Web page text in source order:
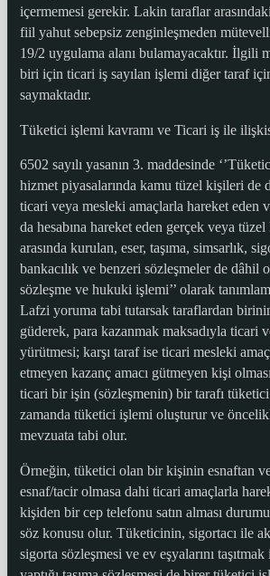
içermemesi gerekir. Lakin taraflar
fiil yahut sebepsiz zenginleşmeden
19/2 uygulama alanı bulamayacaktır. İlgili
biri için ticari iş sayılan işlemi diğer taraf
saymaktadır.
Tüketici işlemi kavramı ve Ticari iş ile
6502 sayılı yasanın 3. maddesinde
hizmet piyasalarında kamu tüzel kişileri de
ticari veya mesleki amaçlarla hareket eden
da hesabına hareket eden gerçek veya
arasında kurulan, eser, taşıma, simsarlık,
bankacılık ve benzeri sözleşmeler de dâhil
sözleşme ve hukuki işlemi’’ olarak
Lafzi yoruma tabi tutarsak taraflardan
güderek, para kazanmak maksadıyla ticari
yürütmesi; karşı taraf ise ticari mesleki
etmeyen kazanç amacı gütmeyen kişi
ticari bir işin (sözleşmenin) bir tarafı tüketici
zamanda tüketici işlemi oluşturur ve
mevzuata tabi olur.
Örneğin, tüketici olan bir kişinin esnaftan
esnaf/tacir olmasa dahi ticari amaçlarla
kişiden bir cep telefonu satın alması
söz konusu olur. Tüketicinin, sigortacı ile
sigorta sözleşmesi ve ev eşyalarını